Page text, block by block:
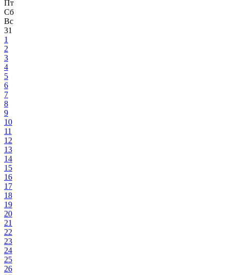
Пт
Сб
Вс
31
1
2
3
4
5
6
7
8
9
10
11
12
13
14
15
16
17
18
19
20
21
22
23
24
25
26